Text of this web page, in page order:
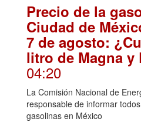
Precio de la
Ciudad de
7 de agosto:
litro de Magna y
04:20
La Comisión Nacional de
responsable de informar
gasolinas en México